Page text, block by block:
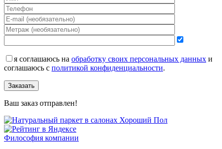
я соглашаюсь на обработку своих персональных данных и
соглашаюсь с политикой конфиденциальности.
Заказать
Ваш заказ отправлен!
Философия компании